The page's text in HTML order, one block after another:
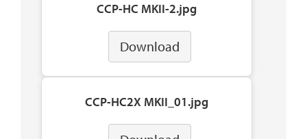
CCP-HC MKII-2.jpg
Download
CCP-HC2X MKII_01.jpg